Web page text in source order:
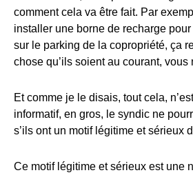
comment cela va être fait. Par
installer une borne de recharge
sur le parking de la copropriété, ça
chose qu’ils soient au courant, vous
Et comme je le disais, tout cela,
informatif, en gros, le syndic ne
s’ils ont un motif légitime et sérieux
Ce motif légitime et sérieux est une